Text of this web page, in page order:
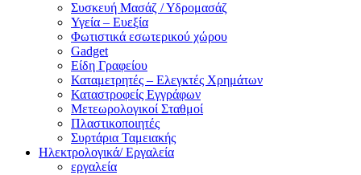
Συσκευή Μασάζ / Υδρομασάζ
Υγεία – Ευεξία
Φωτιστικά εσωτερικού χώρου
Gadget
Είδη Γραφείου
Καταμετρητές – Ελεγκτές Χρημάτων
Καταστροφείς Εγγράφων
Μετεωρολογικοί Σταθμοί
Πλαστικοποιητές
Συρτάρια Ταμειακής
Ηλεκτρολογικά/ Εργαλεία
εργαλεία